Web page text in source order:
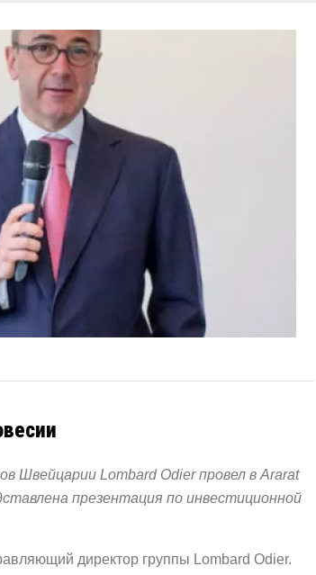
Швейцарии Lombard Odier провел в Ararat
презентация по инвестиционной
директор группы Lombard Odier.